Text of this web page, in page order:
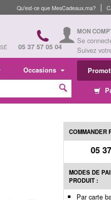
Qu'est-ce que MesCadeaux.ma?
05 37 57 05 04
MON
Se
Suivez
Occasions
COMMANDER
05
MODES DE
PRODUIT :
Par carte